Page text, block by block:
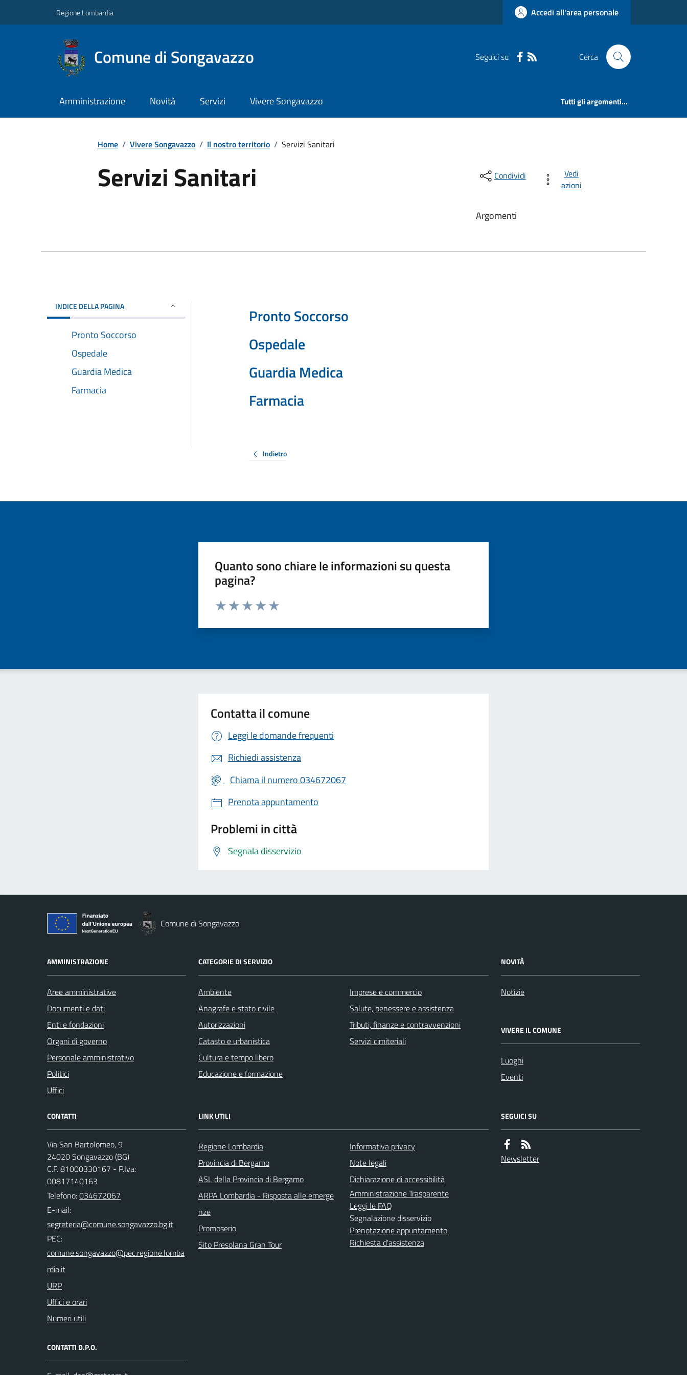
Regione Lombardia Accedi all'area personale
Comune di Songavazzo Seguici su Cerca
Amministrazione Novità Servizi Vivere Songavazzo Tutti gli argomenti...
Home / Vivere Songavazzo / Il nostro territorio / Servizi Sanitari
Servizi Sanitari Condividi
Vedi
azioni
Argomenti
INDICE DELLA PAGINA
Pronto Soccorso
Ospedale
Guardia Medica
Farmacia
Pronto Soccorso
Ospedale
Guardia Medica
Farmacia
Indietro
Quanto sono chiare le informazioni su questa
pagina?
Valuta da 1 a 5 stelle la pagina
Contatta il comune
Leggi le domande frequenti
Richiedi assistenza
Chiama il numero 034672067
Prenota appuntamento
Problemi in città
Segnala disservizio
Comune di Songavazzo
AMMINISTRAZIONE
Aree amministrative
Documenti e dati
Enti e fondazioni
Organi di governo
Personale amministrativo
Politici
Uffici
CATEGORIE DI SERVIZIO
Ambiente
Anagrafe e stato civile
Autorizzazioni
Catasto e urbanistica
Cultura e tempo libero
Educazione e formazione
Imprese e commercio
Salute, benessere e assistenza
Tributi, finanze e contravvenzioni
Servizi cimiteriali
NOVITÀ
Notizie
VIVERE IL COMUNE
Luoghi
Eventi
CONTATTI
Via San Bartolomeo, 9
24020 Songavazzo (BG)
C.F. 81000330167 - P.Iva:
00817140163
Telefono:034672067
E-mail:
PEC:
URP
Uffici e orari
Numeri utili
CONTATTI D.P.O.
LINK UTILI
Regione Lombardia
Provincia di Bergamo
ASL della Provincia di Bergamo
ARPA Lombardia - Risposta alle emerge
nze
Promoserio
Sito Presolana Gran Tour
Informativa privacy
Note legali
Dichiarazione di accessibilità
Amministrazione Trasparente
Leggi le FAQ
Segnalazione disservizio
Prenotazione appuntamento
Richiesta d'assistenza
SEGUICI SU
Newsletter